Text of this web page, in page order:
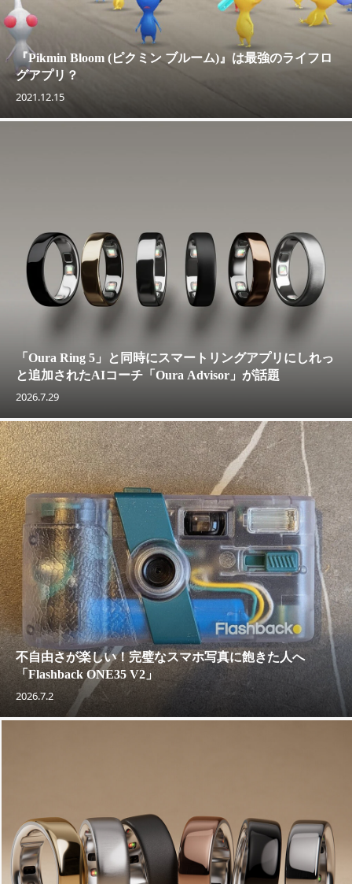
『Pikmin Bloom (ピクミン ブルーム)』は最強のライフロ
グアプリ？
2021.12.15
「Oura Ring 5」と同時にスマートリングアプリにしれっ
と追加されたAIコーチ「Oura Advisor」が話題
2026.7.29
不自由さが楽しい！完璧なスマホ写真に飽きた人へ
「Flashback ONE35 V2」
2026.7.2